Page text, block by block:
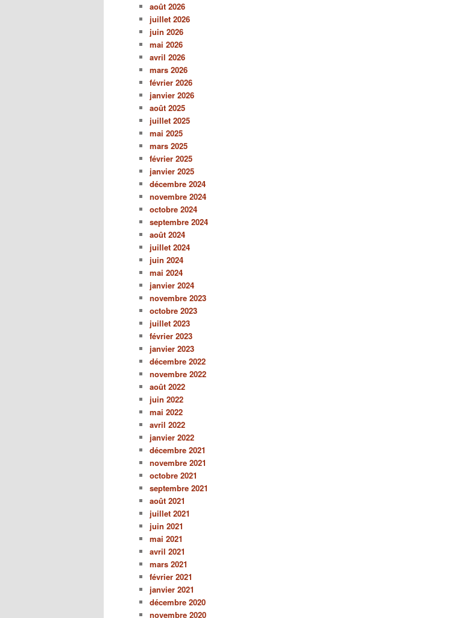
août 2026
juillet 2026
juin 2026
mai 2026
avril 2026
mars 2026
février 2026
janvier 2026
août 2025
juillet 2025
mai 2025
mars 2025
février 2025
janvier 2025
décembre 2024
novembre 2024
octobre 2024
septembre 2024
août 2024
juillet 2024
juin 2024
mai 2024
janvier 2024
novembre 2023
octobre 2023
juillet 2023
février 2023
janvier 2023
décembre 2022
novembre 2022
août 2022
juin 2022
mai 2022
avril 2022
janvier 2022
décembre 2021
novembre 2021
octobre 2021
septembre 2021
août 2021
juillet 2021
juin 2021
mai 2021
avril 2021
mars 2021
février 2021
janvier 2021
décembre 2020
novembre 2020